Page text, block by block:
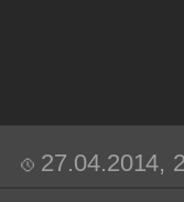
27.04.2014,